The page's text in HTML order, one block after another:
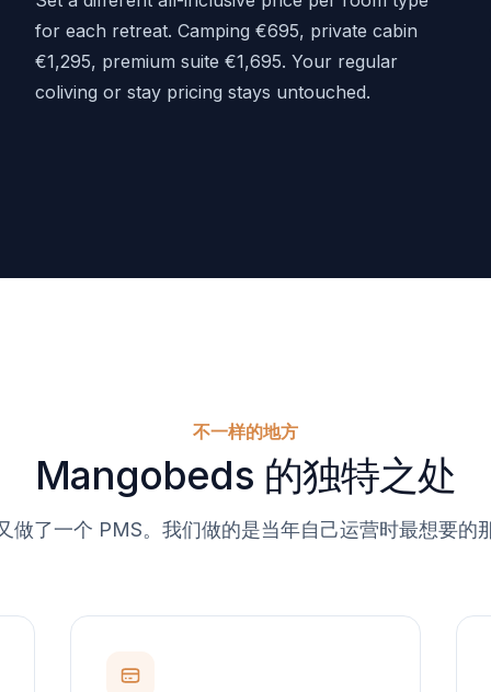
for each retreat. Camping €695, private cabin
€1,295, premium suite €1,695. Your regular
coliving or stay pricing stays untouched.
不一样的地方
Mangobeds 的独特之处
做了一个 PMS。我们做的是当年自己运营时最想要的